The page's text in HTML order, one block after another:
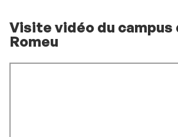
Visite vidéo du campus
Romeu